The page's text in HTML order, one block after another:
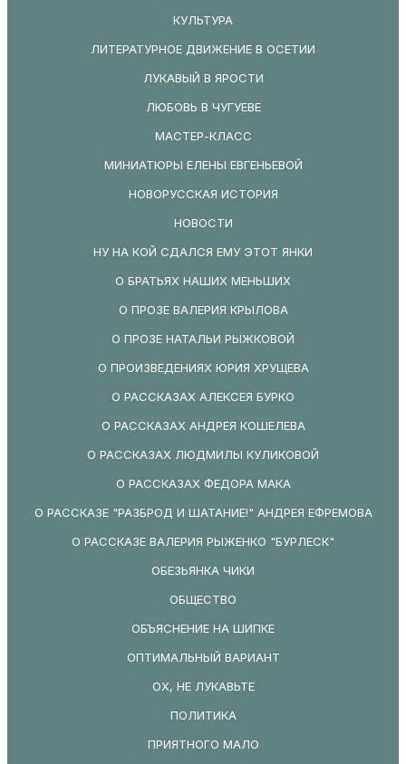
КУЛЬТУРА
ЛИТЕРАТУРНОЕ ДВИЖЕНИЕ В ОСЕТИИ
ЛУКАВЫЙ В ЯРОСТИ
ЛЮБОВЬ В ЧУГУЕВЕ
МАСТЕР-КЛАСС
МИНИАТЮРЫ ЕЛЕНЫ ЕВГЕНЬЕВОЙ
НОВОРУССКАЯ ИСТОРИЯ
НОВОСТИ
НУ НА КОЙ СДАЛСЯ ЕМУ ЭТОТ ЯНКИ
О БРАТЬЯХ НАШИХ МЕНЬШИХ
О ПРОЗЕ ВАЛЕРИЯ КРЫЛОВА
О ПРОЗЕ НАТАЛЬИ РЫЖКОВОЙ
О ПРОИЗВЕДЕНИЯХ ЮРИЯ ХРУЩЕВА
О РАССКАЗАХ АЛЕКСЕЯ БУРКО
О РАССКАЗАХ АНДРЕЯ КОШЕЛЕВА
О РАССКАЗАХ ЛЮДМИЛЫ КУЛИКОВОЙ
О РАССКАЗАХ ФЕДОРА МАКА
О РАССКАЗЕ "РАЗБРОД И ШАТАНИЕ!" АНДРЕЯ ЕФРЕМОВА
О РАССКАЗЕ ВАЛЕРИЯ РЫЖЕНКО "БУРЛЕСК"
ОБЕЗЬЯНКА ЧИКИ
ОБЩЕСТВО
ОБЪЯСНЕНИЕ НА ШИПКЕ
ОПТИМАЛЬНЫЙ ВАРИАНТ
ОХ, НЕ ЛУКАВЬТЕ
ПОЛИТИКА
ПРИЯТНОГО МАЛО